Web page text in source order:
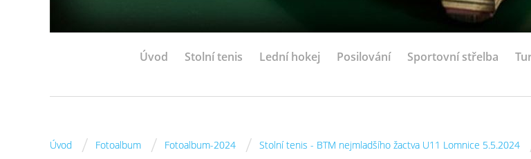
Úvod Stolní tenis Lední hokej Posilování Sportovní střelba
Úvod / Fotoalbum / Fotoalbum-2024 / Stolní tenis - BTM nejmladšího žactva U11 Lomnice 5.5.2024